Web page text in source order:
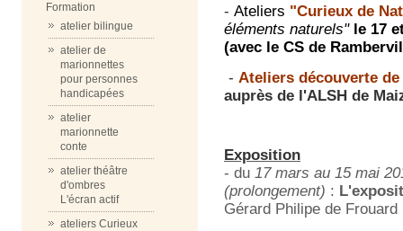
Formation
atelier bilingue
atelier de
marionnettes
pour personnes
handicapées
atelier
marionnette
conte
atelier théâtre
d'ombres
L'écran actif
ateliers Curieux
- Ateliers "Curieux de
éléments naturels" le 17
(avec le CS de
- Ateliers découverte
auprès de l'ALSH de
Exposition
- du 17 mars au 15 mai
(prolongement) :
Gérard Philipe de Frouard